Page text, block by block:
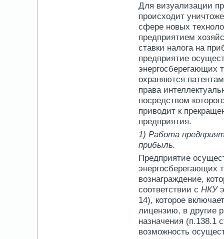
Для визуализации
происходит
сфере новых
предприятием
ставки налога на
предприятие
энергосберегающих
охраняются
права
посредством
приводит к
предприятия.
1) Работа
прибыль.
Предприятие
энергосберегающих
вознаграждение,
соответствии с НКУ
14), которое
лицензию, в другие
назначения (п.138.1
возможность